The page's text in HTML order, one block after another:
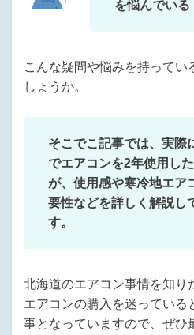
を悩んでいる
こんな疑問や悩みを持ってい
しょうか。
そこでこ記事では、実際
でエアコンを2年使用し
が、使用感や寒冷地エア
要性などを詳しく解説し
す。
北海道のエアコン事情を知り
エアコンの購入を迷っている
事となっていますので、ぜひ